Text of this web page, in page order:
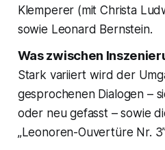
Klemperer (mit Christa
sowie Leonard Bernstein.
Was zwischen
Stark variiert wird der
gesprochenen Dialogen –
oder neu gefasst – sowie
„Leonoren-Ouvertüre Nr.